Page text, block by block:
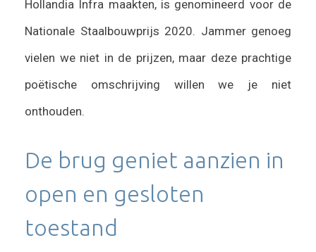
Hollandia Infra maakten, is genomineerd voor de
Nationale Staalbouwprijs 2020. Jammer genoeg
vielen we niet in de prijzen, maar deze prachtige
poëtische omschrijving willen we je niet
onthouden.
De brug geniet aanzien in
open en gesloten
toestand